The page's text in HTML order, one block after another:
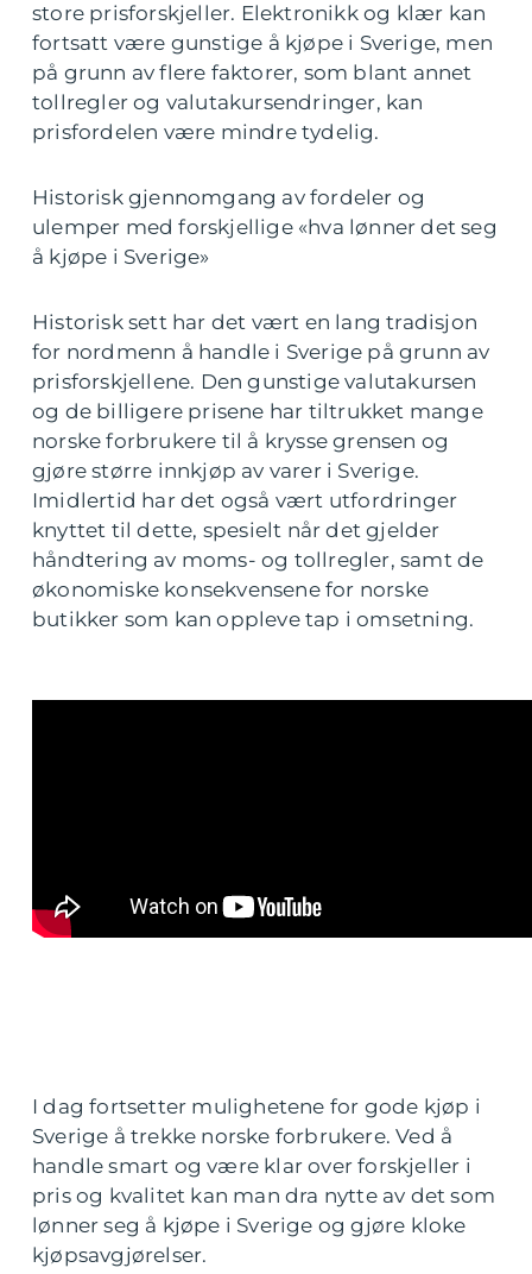
store prisforskjeller. Elektronikk og klær kan
fortsatt være gunstige å kjøpe i Sverige, men
på grunn av flere faktorer, som blant annet
tollregler og valutakursendringer, kan
prisfordelen være mindre tydelig.
Historisk gjennomgang av fordeler og
ulemper med forskjellige «hva lønner det seg
å kjøpe i Sverige»
Historisk sett har det vært en lang tradisjon
for nordmenn å handle i Sverige på grunn av
prisforskjellene. Den gunstige valutakursen
og de billigere prisene har tiltrukket mange
norske forbrukere til å krysse grensen og
gjøre større innkjøp av varer i Sverige.
Imidlertid har det også vært utfordringer
knyttet til dette, spesielt når det gjelder
håndtering av moms- og tollregler, samt de
økonomiske konsekvensene for norske
butikker som kan oppleve tap i omsetning.
I dag fortsetter mulighetene for gode kjøp i
Sverige å trekke norske forbrukere. Ved å
handle smart og være klar over forskjeller i
pris og kvalitet kan man dra nytte av det som
lønner seg å kjøpe i Sverige og gjøre kloke
kjøpsavgjørelser.